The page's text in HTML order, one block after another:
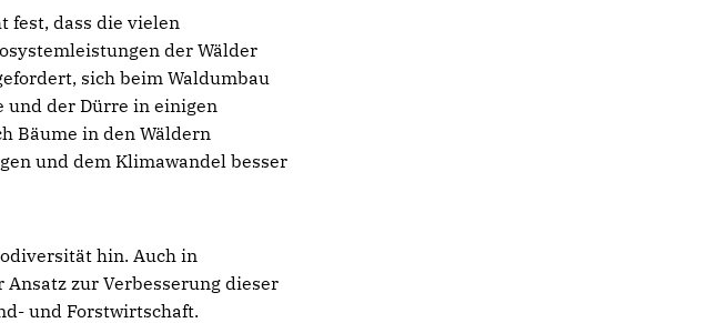
fest, dass die vielen
der Wälder
sich beim Waldumbau
und der Dürre in einigen
Bäume in den Wäldern
und dem Klimawandel besser
hin. Auch in
zur Verbesserung dieser
und Forstwirtschaft.